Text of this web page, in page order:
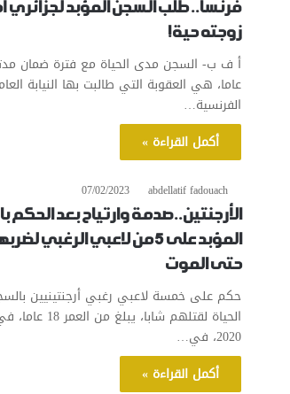
فرنسا.. طلب السجن المؤبد لجزائري
زوجته حية!
عاما، هي العقوبة التي طالبت بها النيابة
الفرنسية…
أكمل القراءة »
abdellatif fadouach
07/02/2023
الأرجنتين..صدمة وارتياح بعد الحكم
المؤبد على 5 من لاعبي الرغبي
حتى الموت
حكم على خمسة لاعبي رغبي أرجنتينيين
الحياة لقتلهم شابا، يبلغ
2020، في…
أكمل القراءة »